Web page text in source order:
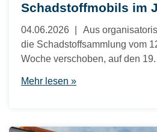
Schadstoffmobils im
04.06.2026
Aus
die Schadstoffsammlung vom
Woche verschoben, auf den
Mehr lesen »